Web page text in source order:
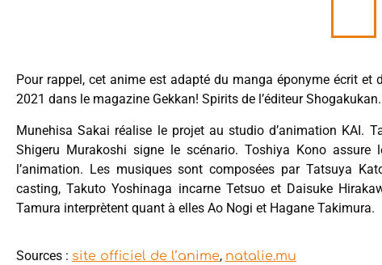
Pour rappel, cet anime est adapté du manga éponyme écrit et
2021 dans le magazine Gekkan! Spirits de l’éditeur
Munehisa Sakai réalise le projet au studio d’animation KAI.
Shigeru Murakoshi signe le scénario. Toshiya Kono
l’animation. Les musiques sont composées par Tatsuya
casting, Takuto Yoshinaga incarne Tetsuo et Daisuke
Tamura interprètent quant à elles Ao Nogi et Hagane Takimura.
Sources : site officiel de l’anime, natalie.mu